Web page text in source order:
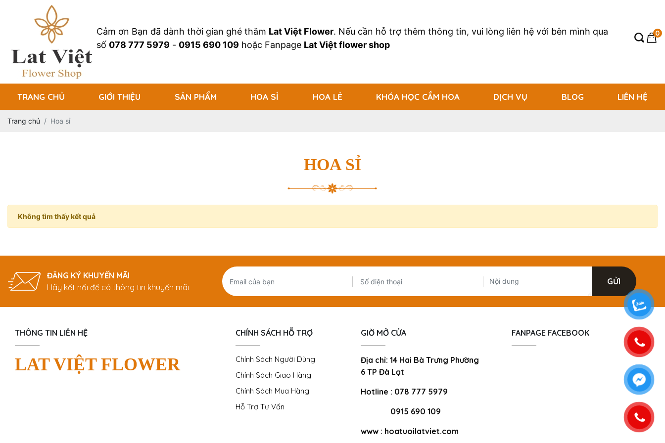
Cảm ơn Bạn đã dành thời gian ghé thăm Lat Việt Flower. Nếu cần hỗ trợ thêm thông tin, vui lòng liên hệ với bên mình qua
số 078 777 5979 - 0915 690 109 hoặc Fanpage Lat Việt flower shop
0
TRANG CHỦ GIỚI THIỆU SẢN PHẨM HOA SỈ HOA LẺ KHÓA HỌC CẮM HOA DỊCH VỤ BLOG LIÊN HỆ
Trang chủ Hoa sỉ
HOA SỈ
Không tìm thấy kết quả
ĐĂNG KÝ KHUYẾN MÃI
Hãy kết nối để có thông tin khuyến mãi
THÔNG TIN LIÊN HỆ
LAT VIỆT FLOWER
CHÍNH SÁCH HỖ TRỢ
Chính Sách Người Dùng
Chính Sách Giao Hàng
Chính Sách Mua Hàng
Hỗ Trợ Tư Vấn
GIỜ MỞ CỬA
Địa chỉ: 14 Hai Bà Trưng Phường
6 TP Đà Lạt
Hotline : 078 777 5979
0915 690 109
www : hoatuoilatviet.com
FANPAGE FACEBOOK